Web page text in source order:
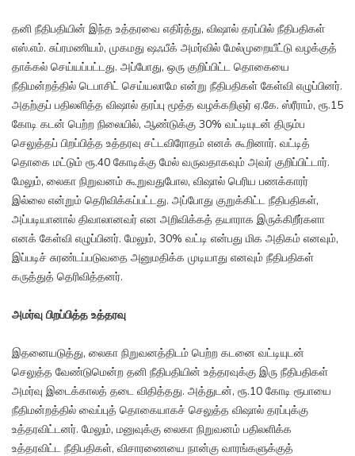
தனி நீதிபதியின் இந்த உத்தரவை எதிர்த்து, விஷால் தரப்பில் நீதிபதிகள்
எஸ்.எம். சுப்ரமணியம், முகமது ஷஃபீக் அமர்வில் மேல்முறையீட்டு வழக்குத்
தாக்கல் செய்யப்பட்டது. அப்போது, ஒரு குறிப்பிட்ட தொகையை
நீதிமன்றத்தில் டெபாசிட் செய்யலாமே என்று நீதிபதிகள் கேள்வி எழுப்பினர்.
அதற்குப் பதிலளித்த விஷால் தரப்பு மூத்த வழக்கறிஞர் ஏ.கே. ஸ்ரீராம், ரூ.15
கோடி கடன் பெற்ற நிலையில், ஆண்டுக்கு 30% வட்டியுடன் திரும்ப
செலுத்தப் பிறப்பித்த உத்தரவு சட்டவிரோதம் எனக் கூறினார். வட்டித்
தொகை மட்டும் ரூ.40 கோடிக்கு மேல் வருவதாகவும் அவர் குறிப்பிட்டார்.
மேலும், லைகா நிறுவனம் கூறுவதுபோல, விஷால் பெரிய பணக்காரர்
இல்லை என்றும் தெரிவிக்கப்பட்டது. அப்போது குறுக்கிட்ட நீதிபதிகள்,
அப்படியானால் திவாலானவர் என அறிவிக்கத் தயாராக இருக்கிறீர்களா
எனக் கேள்வி எழுப்பினர். மேலும், 30% வட்டி என்பது மிக அதிகம் எனவும்,
இப்படிச் சுரண்டப்படுவதை அனுமதிக்க முடியாது எனவும் நீதிபதிகள்
கருத்துத் தெரிவித்தனர்.
அமர்வு பிறப்பித்த உத்தரவு
இதனையடுத்து, லைகா நிறுவனத்திடம் பெற்ற கடனை வட்டியுடன்
செலுத்த வேண்டுமென்ற தனி நீதிபதியின் உத்தரவுக்கு இரு நீதிபதிகள்
அமர்வு இடைக்காலத் தடை விதித்தது. அத்துடன், ரூ.10 கோடி ரூபாயை
நீதிமன்றத்தில் வைப்புத் தொகையாகச் செலுத்த விஷால் தரப்புக்கு
உத்தரவிட்டனர். மேலும், மனுவுக்கு லைகா நிறுவனம் பதிலளிக்க
உத்தரவிட்ட நீதிபதிகள், விசாரணையை நான்கு வாரங்களுக்குத்